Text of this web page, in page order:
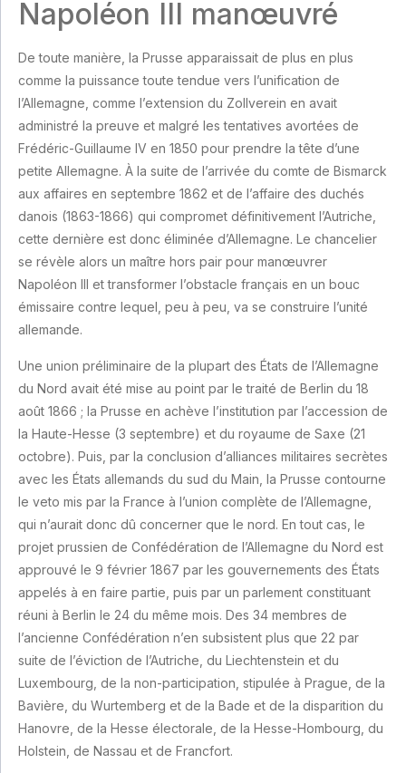
Napoléon III manœuvré
De toute manière, la Prusse apparaissait de plus en plus
comme la puissance toute tendue vers l’unification de
l’Allemagne, comme l’extension du Zollverein en avait
administré la preuve et malgré les tentatives avortées de
Frédéric-Guillaume IV en 1850 pour prendre la tête d’une
petite Allemagne. À la suite de l’arrivée du comte de Bismarck
aux affaires en septembre 1862 et de l’affaire des duchés
danois (1863-1866) qui compromet définitivement l’Autriche,
cette dernière est donc éliminée d’Allemagne. Le chancelier
se révèle alors un maître hors pair pour manœuvrer
Napoléon III et transformer l’obstacle français en un bouc
émissaire contre lequel, peu à peu, va se construire l’unité
allemande.
Une union préliminaire de la plupart des États de l’Allemagne
du Nord avait été mise au point par le traité de Berlin du 18
août 1866 ; la Prusse en achève l’institution par l’accession de
la Haute-Hesse (3 septembre) et du royaume de Saxe (21
octobre). Puis, par la conclusion d’alliances militaires secrètes
avec les États allemands du sud du Main, la Prusse contourne
le veto mis par la France à l’union complète de l’Allemagne,
qui n’aurait donc dû concerner que le nord. En tout cas, le
projet prussien de Confédération de l’Allemagne du Nord est
approuvé le 9 février 1867 par les gouvernements des États
appelés à en faire partie, puis par un parlement constituant
réuni à Berlin le 24 du même mois. Des 34 membres de
l’ancienne Confédération n’en subsistent plus que 22 par
suite de l’éviction de l’Autriche, du Liechtenstein et du
Luxembourg, de la non-participation, stipulée à Prague, de la
Bavière, du Wurtemberg et de la Bade et de la disparition du
Hanovre, de la Hesse électorale, de la Hesse-Hombourg, du
Holstein, de Nassau et de Francfort.